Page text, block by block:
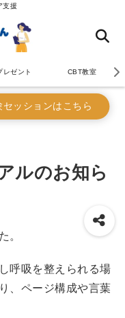
支援
レゼント CBT教室
ッションはこちら
ルのお知ら
。
呼吸を整えられる場
、ページ構成や言葉